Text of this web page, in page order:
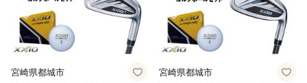
製 MADE IN JAPAN 国産 ゴ
ルフクラブ
N 国産 ゴルフクラブ
宮崎県都城市 宮崎県都城市